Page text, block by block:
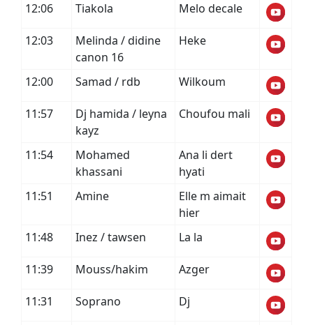
12:06 Tiakola Melo decale
12:03
Melinda / didine
canon 16
Heke
12:00 Samad / rdb Wilkoum
11:57
Dj hamida / leyna
kayz
Choufou mali
11:54
Mohamed
khassani
Ana li dert
hyati
11:51
Amine
Elle m aimait
hier
11:48
Inez / tawsen La la
11:39 Mouss/hakim Azger
11:31 Soprano Dj